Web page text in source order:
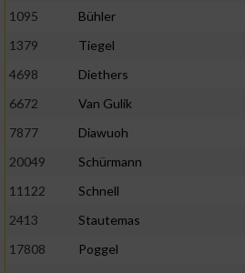
1095
Bühler
1379
Tiegel
4698
Diethers
6672
Van Gulik
7877
Diawuoh
20049
Schürmann
11122
Schnell
2413
Stautemas
17808
Poggel